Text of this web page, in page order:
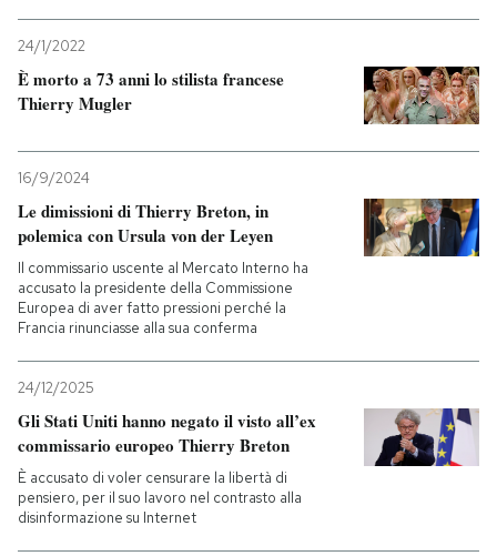
24/1/2022
È morto a 73 anni lo stilista francese
Thierry Mugler
16/9/2024
Le dimissioni di Thierry Breton, in
polemica con Ursula von der Leyen
Il commissario uscente al Mercato Interno ha
accusato la presidente della Commissione
Europea di aver fatto pressioni perché la
Francia rinunciasse alla sua conferma
24/12/2025
Gli Stati Uniti hanno negato il visto all’ex
commissario europeo Thierry Breton
È accusato di voler censurare la libertà di
pensiero, per il suo lavoro nel contrasto alla
disinformazione su Internet